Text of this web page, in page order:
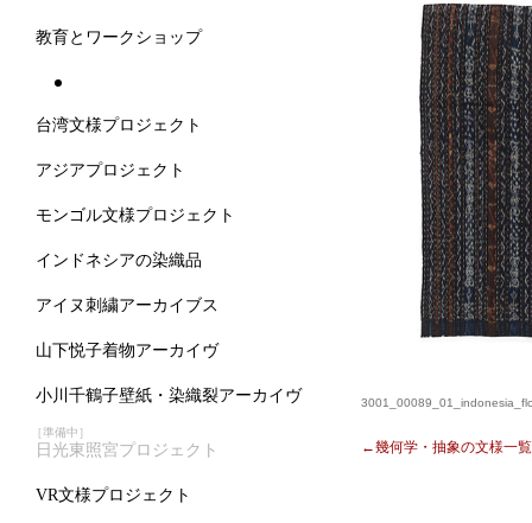
教育とワークショップ
台湾文様プロジェクト
アジアプロジェクト
モンゴル文様プロジェクト
インドネシアの染織品
アイヌ刺繍アーカイブス
山下悦子着物アーカイヴ
小川千鶴子壁紙・染織裂アーカイヴ
［準備中］
日光東照宮プロジェクト
VR文様プロジェクト
←幾何学・抽象の文様一